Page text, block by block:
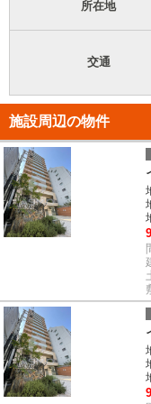
所在地
交通
施設周辺の物件